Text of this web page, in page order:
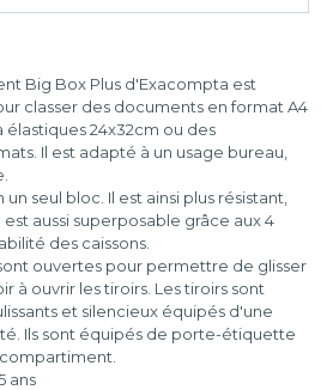
Big Box Plus d'Exacompta est
classer des documents en format A4
élastiques 24x32cm ou des
Il est adapté à un usage bureau,
seul bloc. Il est ainsi plus résistant,
aussi superposable grâce aux 4
des caissons.
ouvertes pour permettre de glisser
à ouvrir les tiroirs. Les tiroirs sont
et silencieux équipés d'une
Ils sont équipés de porte-étiquette
ans